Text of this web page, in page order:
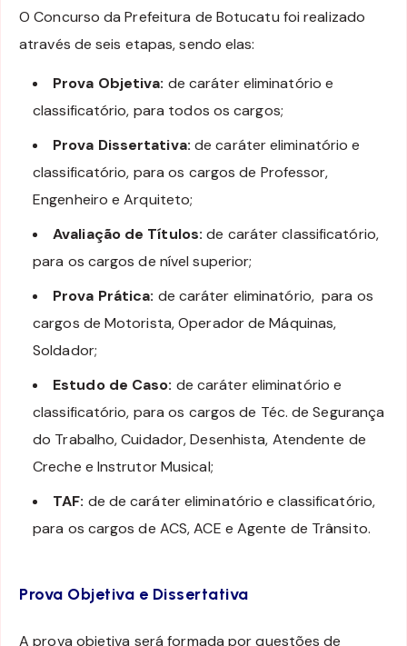
O Concurso da Prefeitura de Botucatu foi realizado
através de seis etapas, sendo elas:
Prova Objetiva: de caráter eliminatório e
classificatório, para todos os cargos;
Prova Dissertativa: de caráter eliminatório e
classificatório, para os cargos de Professor,
Engenheiro e Arquiteto;
Avaliação de Títulos:de caráter classificatório,
para os cargos de nível superior;
Prova Prática: de caráter eliminatório, para os
cargos de Motorista, Operador de Máquinas,
Soldador;
Estudo de Caso: de caráter eliminatório e
classificatório, para os cargos de Téc. de Segurança
do Trabalho, Cuidador, Desenhista, Atendente de
Creche e Instrutor Musical;
TAF: de de caráter eliminatório e classificatório,
para os cargos de ACS, ACE e Agente de Trânsito.
Prova Objetiva e Dissertativa
A prova objetiva será formada por questões de